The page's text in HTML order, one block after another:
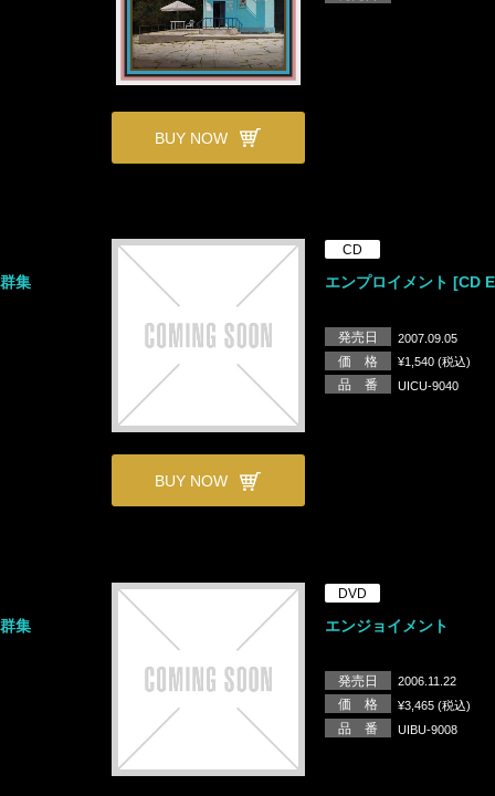
BUY NOW
集
BUY NOW
CD
エンプロイメント [CD
発売日 2007.09.05
価 格 ¥1,540 (税込)
品 番 UICU-9040
集
DVD
エンジョイメント
発売日 2006.11.22
価 格 ¥3,465 (税込)
品 番 UIBU-9008